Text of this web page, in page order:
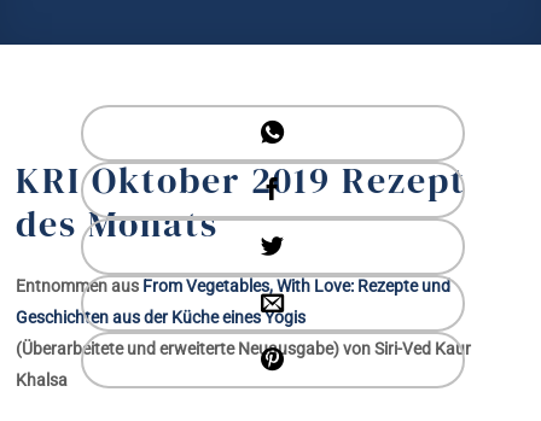
KRI Oktober 2019 Rezept
des Monats
Entnommen aus From Vegetables, With Love: Rezepte und
Geschichten aus der Küche eines Yogis
(Überarbeitete und erweiterte Neuausgabe) von Siri-Ved Kaur
Khalsa